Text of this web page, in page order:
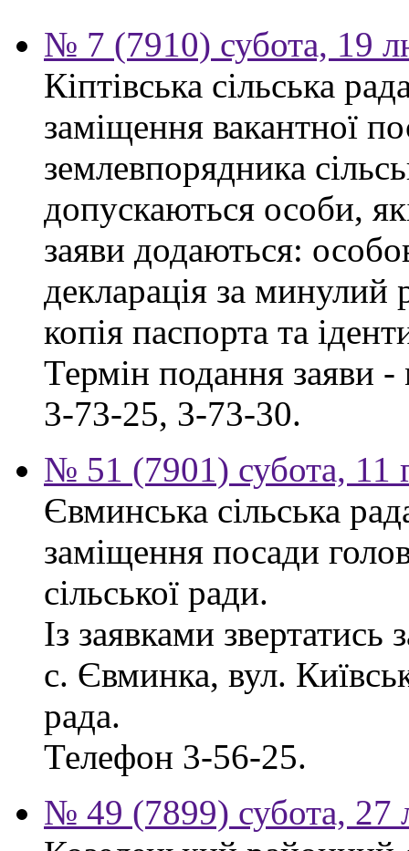
№ 7 (7910) субота, 19
Кіптівська сільська
заміщення вакантної
землевпорядника
допускаються особи,
заяви додаються:
декларація за минулий
копія паспорта та
Термін подання заяви
3-73-25, 3-73-30.
№ 51 (7901) субота, 11
Євминська сільська
заміщення посади
сільської ради.
Із заявками
с. Євминка, вул.
рада.
Телефон 3-56-25.
№ 49 (7899) субота, 27